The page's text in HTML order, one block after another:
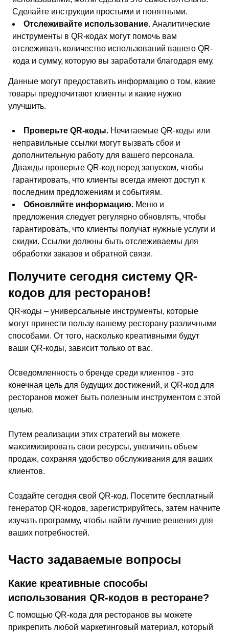
Сделайте инструкции простыми и понятными.
Отслеживайте использование. Аналитические
инструменты в QR-кодах могут помочь вам
отслеживать количество использований вашего QR-
кода и сумму, которую вы заработали благодаря ему.
Данные могут предоставить информацию о том, какие
товары предпочитают клиенты и какие нужно
улучшить.
Проверьте QR-коды. Нечитаемые QR-коды или
неправильные ссылки могут вызвать сбои и
дополнительную работу для вашего персонала.
Дважды проверьте QR-код перед запуском, чтобы
гарантировать, что клиенты всегда имеют доступ к
последним предложениям и событиям.
Обновляйте информацию. Меню и
предложения следует регулярно обновлять, чтобы
гарантировать, что клиенты получат нужные услуги и
скидки. Ссылки должны быть отслеживаемы для
обработки заказов и обратной связи.
Получите сегодня систему QR-
кодов для ресторанов!
QR-коды – универсальные инструменты, которые
могут принести пользу вашему ресторану различными
способами. От того, насколько креативными будут
ваши QR-коды, зависит только от вас.
Осведомленность о бренде среди клиентов - это
конечная цель для будущих достижений, и QR-код для
ресторанов может быть полезным инструментом с этой
целью.
Путем реализации этих стратегий вы можете
максимизировать свои ресурсы, увеличить объем
продаж, сохраняя удобство обслуживания для ваших
клиентов.
Создайте сегодня свой QR-код. Посетите бесплатный
генератор QR-кодов, зарегистрируйтесь, затем начните
изучать программу, чтобы найти лучшие решения для
ваших потребностей.
Часто задаваемые вопросы
Какие креативные способы
использования QR-кодов в ресторане?
С помощью QR-кода для ресторанов вы можете
прикрепить любой маркетинговый материал, который